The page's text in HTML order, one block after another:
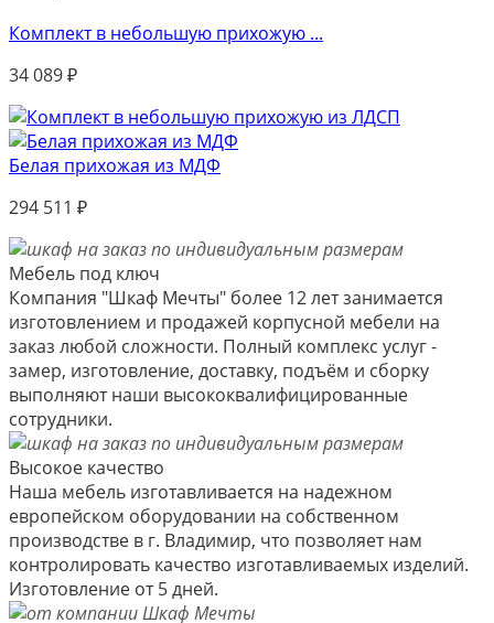
Комплект в небольшую прихожую ...
34 089₽
Белая прихожая из МДФ
294 511 ₽
Мебель под ключ
Компания "Шкаф Мечты" более 12 лет занимается
изготовлением и продажей корпусной мебели на
заказ любой сложности. Полный комплекс услуг -
замер, изготовление, доставку, подъём и сборку
выполняют наши высококвалифицированные
сотрудники.
Высокое качество
Наша мебель изготавливается на надежном
европейском оборудовании на собственном
производстве в г. Владимир, что позволяет нам
контролировать качество изготавливаемых изделий.
Изготовление от 5 дней.